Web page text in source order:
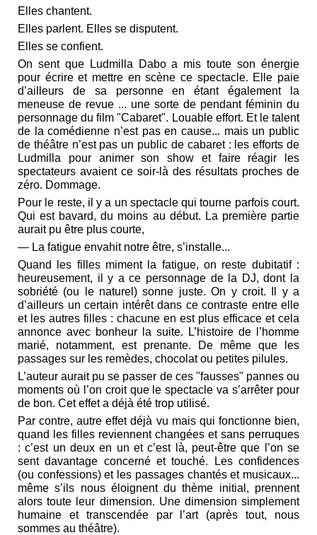
Elles chantent.
Elles parlent. Elles se disputent.
Elles se confient.
On sent que Ludmilla Dabo a mis toute son énergie
pour écrire et mettre en scène ce spectacle. Elle paie
d’ailleurs de sa personne en étant également la
meneuse de revue ... une sorte de pendant féminin du
personnage du film "Cabaret". Louable effort. Et le talent
de la comédienne n’est pas en cause... mais un public
de théâtre n’est pas un public de cabaret : les efforts de
Ludmilla pour animer son show et faire réagir les
spectateurs avaient ce soir-là des résultats proches de
zéro. Dommage.
Pour le reste, il y a un spectacle qui tourne parfois court.
Qui est bavard, du moins au début. La première partie
aurait pu être plus courte,
— La fatigue envahit notre être, s’installe...
Quand les filles miment la fatigue, on reste dubitatif :
heureusement, il y a ce personnage de la DJ, dont la
sobriété (ou le naturel) sonne juste. On y croit. Il y a
d’ailleurs un certain intérêt dans ce contraste entre elle
et les autres filles : chacune en est plus efficace et cela
annonce avec bonheur la suite. L’histoire de l’homme
marié, notamment, est prenante. De même que les
passages sur les remèdes, chocolat ou petites pilules.
L’auteur aurait pu se passer de ces "fausses" pannes ou
moments où l’on croit que le spectacle va s’arrêter pour
de bon. Cet effet a déjà été trop utilisé.
Par contre, autre effet déjà vu mais qui fonctionne bien,
quand les filles reviennent changées et sans perruques
: c’est un deux en un et c’est là, peut-être que l’on se
sent davantage concerné et touché. Les confidences
(ou confessions) et les passages chantés et musicaux...
même s’ils nous éloignent du thème initial, prennent
alors toute leur dimension. Une dimension simplement
humaine et transcendée par l’art (après tout, nous
sommes au théâtre).